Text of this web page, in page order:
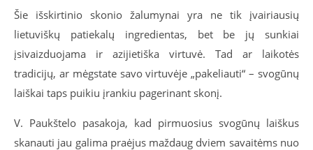
Šie išskirtinio skonio žalumynai yra ne tik įvairiausių
lietuviškų patiekalų ingredientas, bet be jų sunkiai
įsivaizduojama ir azijietiška virtuvė. Tad ar laikotės
tradicijų, ar mėgstate savo virtuvėje „pakeliauti“ – svogūnų
laiškai taps puikiu įrankiu pagerinant skonį.
V. Paukštelo pasakoja, kad pirmuosius svogūnų laiškus
skanauti jau galima praėjus maždaug dviem savaitėms nuo